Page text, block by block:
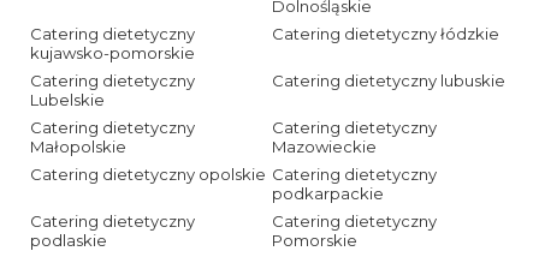
Dolnośląskie
Catering dietetyczny
kujawsko-pomorskie
Catering dietetyczny łódzkie
Catering dietetyczny
Lubelskie
Catering dietetyczny lubuskie
Catering dietetyczny
Małopolskie
Catering dietetyczny
Mazowieckie
Catering dietetyczny opolskie Catering dietetyczny
podkarpackie
Catering dietetyczny
podlaskie
Catering dietetyczny
Pomorskie